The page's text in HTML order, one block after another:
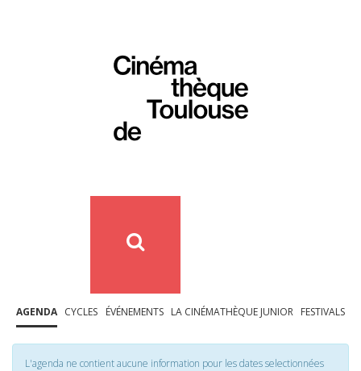
AGENDA CYCLES ÉVÉNEMENTS LA CINÉMATHÈQUE JUNIOR FESTIVALS
L'agenda ne contient aucune information pour les dates selectionnées